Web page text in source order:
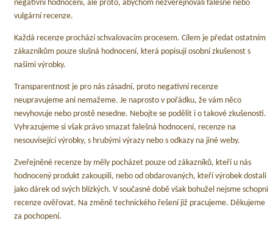
negativní hodnocení, ale proto, abychom nezveřejňovali falešné nebo
vulgární recenze.
Každá recenze prochází schvalovacím procesem. Cílem je předat ostatním
zákazníkům pouze slušná hodnocení, která popisují osobní zkušenost s
našimi výrobky.
Transparentnost je pro nás zásadní, proto negativní recenze
neupravujeme ani nemažeme. Je naprosto v pořádku, že vám něco
nevyhovuje nebo prostě nesedne. Nebojte se podělit i o takové zkušenosti.
Vyhrazujeme si však právo smazat falešná hodnocení, recenze na
nesouvisející výrobky, s hrubými výrazy nebo s odkazy na jiné weby.
Zveřejněné recenze by měly pocházet pouze od zákazníků, kteří u nás
hodnocený produkt zakoupili, nebo od obdarovaných, kteří výrobek dostali
jako dárek od svých blízkých. V současné době však bohužel nejsme schopni
recenze ověřovat. Na změně technického řešení již pracujeme. Děkujeme
za pochopení.